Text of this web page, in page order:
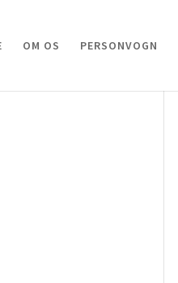
OM OS PERSONVOGN